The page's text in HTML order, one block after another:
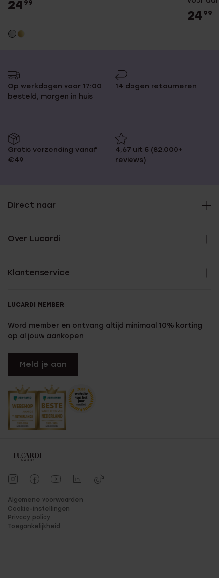
24 99
24 99
Op werkdagen voor 17:00
besteld, morgen in huis
14 dagen retourneren
Gratis verzending vanaf
€49
4,67 uit 5 (82.000+
reviews)
Direct naar
Over Lucardi
Klantenservice
LUCARDI MEMBER
Word member en ontvang altijd minimaal 10% korting
op al jouw aankopen
Meld je aan
Algemene voorwaarden
Cookie-instellingen
Privacy policy
Toegankelijkheid